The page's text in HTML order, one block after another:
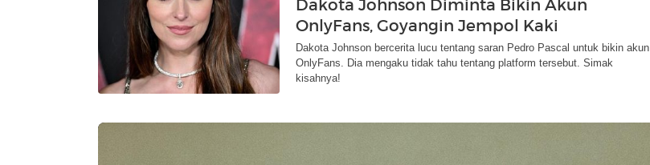
Dakota Johnson Diminta Bikin Akun
OnlyFans, Goyangin Jempol Kaki
Dakota Johnson bercerita lucu tentang saran Pedro Pascal untuk bikin akun
OnlyFans. Dia mengaku tidak tahu tentang platform tersebut. Simak
kisahnya!